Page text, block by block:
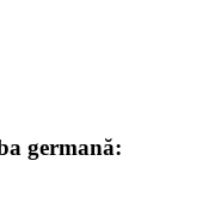
germană: